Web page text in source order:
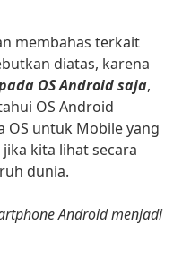
membahas terkait
diatas, karena
OS Android saja,
OS Android
OS untuk Mobile yang
kita lihat secara
dunia.
Android menjadi